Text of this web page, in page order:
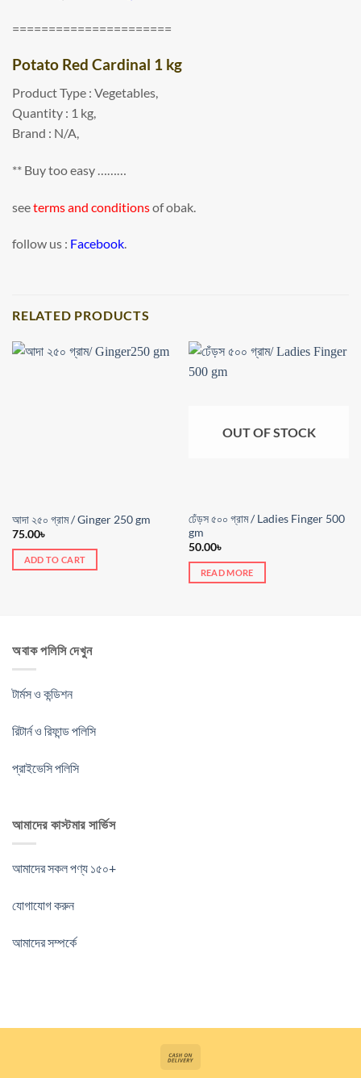
======================
Potato Red Cardinal 1 kg
Product Type : Vegetables,
Quantity : 1 kg,
Brand : N/A,
** Buy too easy ………
seeterms and conditionsof obak.
follow us : Facebook.
RELATED PRODUCTS
আদা ২৫০ গ্রাম / Ginger 250 gm
75.00৳
ADD TO CART
OUT OF STOCK
ঢেঁড়স ৫০০ গ্রাম / Ladies Finger 500
gm
50.00৳
READ MORE
অবাক পলিসি দেখুন
টার্মস ও কন্ডিশন
রিটার্ন ও রিফান্ড পলিসি
প্রাইভেসি পলিসি
আমাদের কাস্টমার সার্ভিস
আমাদের সকল পণ্য ১৫০+
যোগাযোগ করুন
আমাদের সম্পর্কে